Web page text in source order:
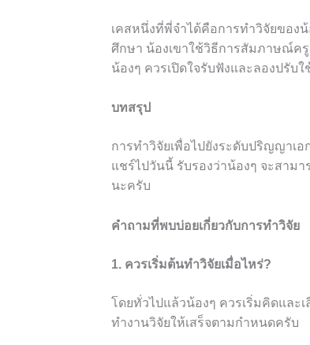
เคสหนึ่งที่พี่จำได้คือการทำวิจัยของ
ศึกษา น้องเขาใช้วิธีการสัมภาษณ์ค
น้องๆ ควรเปิดใจรับฟังและลองปรับ
บทสรุป
การทำวิจัยเพื่อไปยังระดับปริญญาเ
แชร์ไปวันนี้ รับรองว่าน้องๆ จะสาม
นะครับ
คำถามที่พบบ่อยเกี่ยวกับการทำวิจัย
1. ควรเริ่มต้นทำวิจัยเมื่อไหร่?
โดยทั่วไปแล้วน้องๆ ควรเริ่มคิดและ
ทำงานวิจัยให้เสร็จตามกำหนดครับ